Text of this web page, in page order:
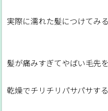
実際に濡れた髪につけてみ
髪が痛みすぎてやばい毛先
乾燥でチリチリパサパサす